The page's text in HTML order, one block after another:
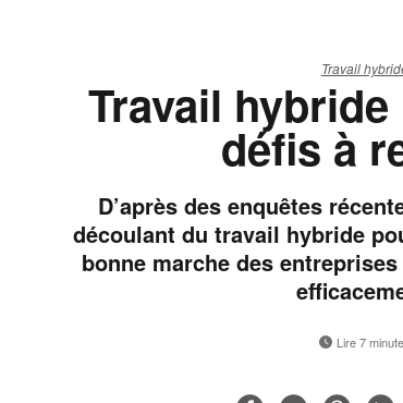
Travail
Travail
défis à
D’après des enquêtes
découlant du travail hybride
bonne marche des
Lire 7